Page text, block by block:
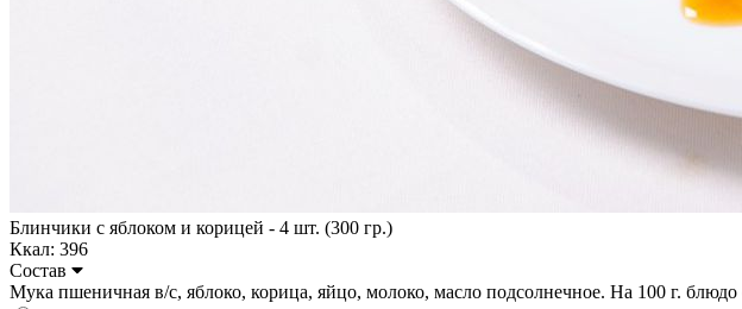
Блинчики с яблоком и корицей - 4 шт. (300 гр.)
Ккал: 396
Состав
Мука пшеничная в/с, яблоко, корица, яйцо, молоко, масло подсолнечное. На 100 г.